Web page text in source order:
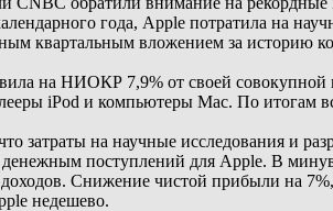
года, Apple потратила на
квартальным вложением за историю
на НИОКР 7,9% от своей
iPod и компьютеры Mac. По итогам
затраты на научные исследования и
поступлений для Apple. В
Снижение чистой прибыли на 7%,
недешево.